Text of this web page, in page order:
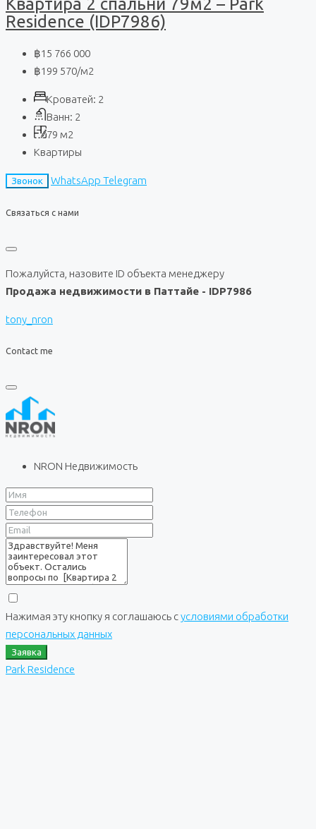
Квартира 2 спальни 79м2 – Park
Residence (IDP7986)
฿15 766 000
฿199 570/м2
Кроватей: 2
Ванн: 2
79 м2
Квартиры
Звонок WhatsApp Telegram
Связаться с нами
Пожалуйста, назовите ID объекта менеджеру
Продажа недвижимости в Паттайе - IDP7986
tony_nron
Contact me
NRON Недвижимость
Нажимая эту кнопку я соглашаюсь сусловиями обработки
персональных данных
Заявка
Park Residence